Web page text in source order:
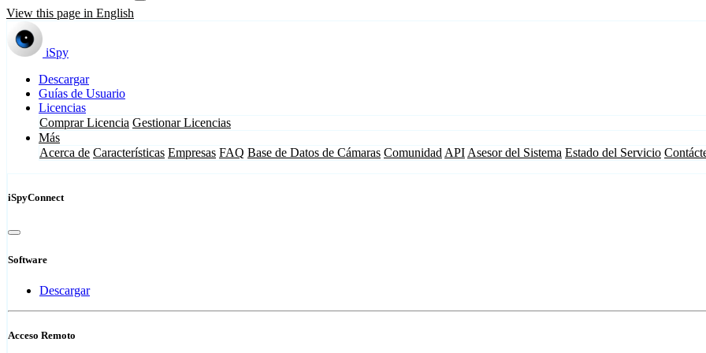
View this page in English
iSpy
Descargar
Guías de Usuario
Licencias
Comprar Licencia Gestionar Licencias
Más
Acerca de Características Empresas FAQ Base de Datos de Cámaras Comunidad API Asesor del Sistema Estado del Servicio
iSpyConnect
Software
Descargar
Acceso Remoto